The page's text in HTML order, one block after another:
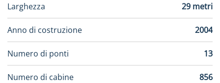
Larghezza 29 metri
Anno di costruzione 2004
Numero di ponti 13
Numero di cabine 856